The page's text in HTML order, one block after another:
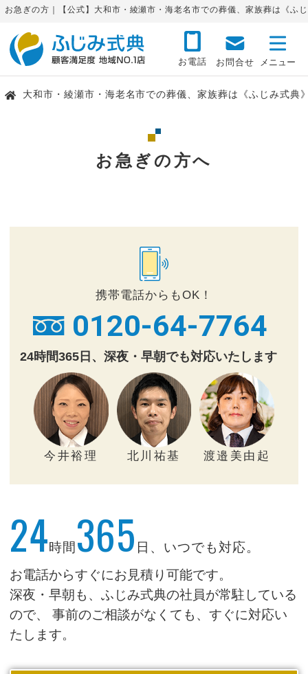
お急ぎの方｜【公式】大和市・綾瀬市・海老名市での葬儀、家族葬は《ふ
お電話 お問合せ
大和市・綾瀬市・海老名市での葬儀、家族葬は《ふじみ式典
お急ぎの方へ
携帯電話からもOK！
0120-64-7764
24時間365日、深夜・早朝でも対応いたします
今井裕理 北川祐基 渡邉美由起
24時間 365 日、いつでも対応。
お電話からすぐにお見積り可能です。
深夜・早朝も、ふじみ式典の社員が常駐している
ので、
事前のご相談がなくても、すぐに対応い
たします。